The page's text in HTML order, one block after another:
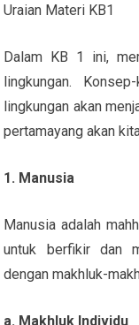
Uraian Materi KB1
Dalam KB 1 ini,
lingkungan.
lingkungan akan
pertamayang akan
1. Manusia
Manusia adalah
untuk berfikir dan
dengan makhluk-
a. Makhluk Individu